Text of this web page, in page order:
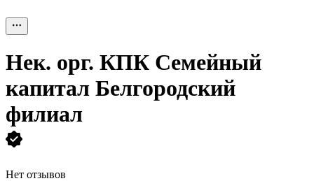
Нек. орг. КПК Семейный
капитал Белгородский
филиал
Нет отзывов